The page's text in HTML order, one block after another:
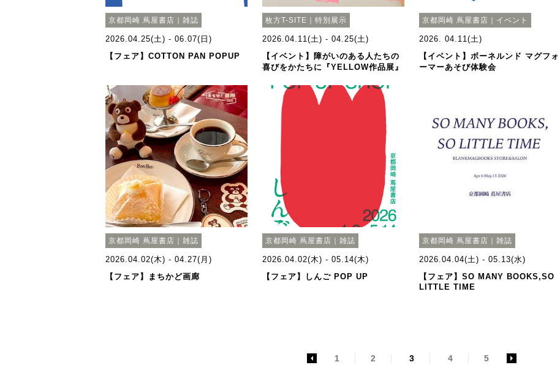
京都岡崎 蔦屋書店｜雑誌
2026.04.25(土) - 06.07(日)
【フェア】COTTON PAN POPUP
枚方T-SITE｜特別展示
2026.04.11(土) - 04.25(土)
【イベント】障がいのある人たちの
喜びをかたちに『YELLOW作品展』
京都岡崎 蔦屋書店｜イベント
2026. 04.11(土)
【イベント】ボーネルンド マグフォ
ーマーあそび体験会
京都岡崎 蔦屋書店｜雑誌
2026.04.02(木) - 04.27(月)
【フェア】まちかど画廊
京都岡崎 蔦屋書店｜雑誌
2026.04.02(木) - 05.14(木)
【フェア】しんご POP UP
京都岡崎 蔦屋書店｜雑誌
2026.04.04(土) - 05.13(水)
【フェア】SO MANY BOOKS,SO
LITTLE TIME
1 2 3 4 5